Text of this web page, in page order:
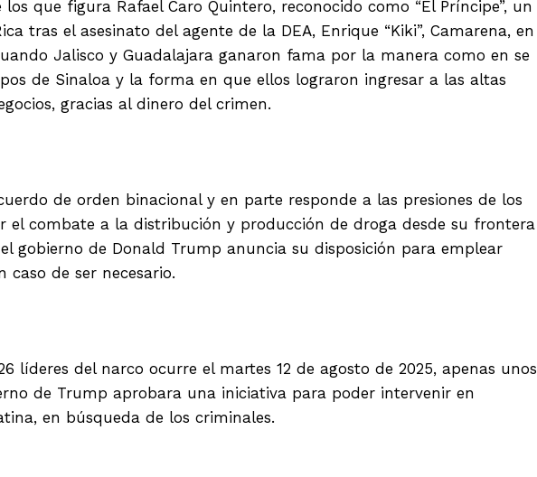
que figura Rafael Caro Quintero, reconocido como “El Príncipe”, un
tras el asesinato del agente de la DEA, Enrique “Kiki”, Camarena, en
Jalisco y Guadalajara ganaron fama por la manera como en se
de Sinaloa y la forma en que ellos lograron ingresar a las altas
gracias al dinero del crimen.
de orden binacional y en parte responde a las presiones de los
el combate a la distribución y producción de droga desde su frontera
gobierno de Donald Trump anuncia su disposición para emplear
caso de ser necesario.
líderes del narco ocurre el martes 12 de agosto de 2025, apenas unos
de Trump aprobara una iniciativa para poder intervenir en
en búsqueda de los criminales.